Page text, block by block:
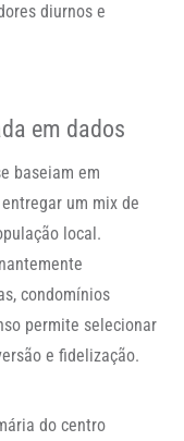
diurnos e
em dados
baseiam em
um mix de
local.
condomínios
permite selecionar
e fidelização.
do centro